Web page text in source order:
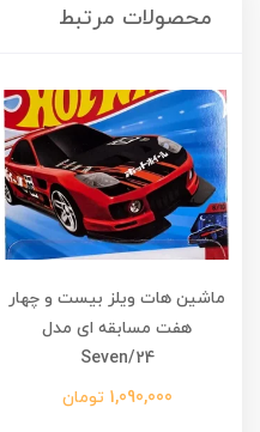
محصولات مرتبط
ماشین هات ویلز بیست و چهار
هفت مسابقه ای مدل
24/Seven
1,090,000 تومان